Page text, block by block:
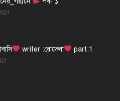
writer :রোদেলা part:1